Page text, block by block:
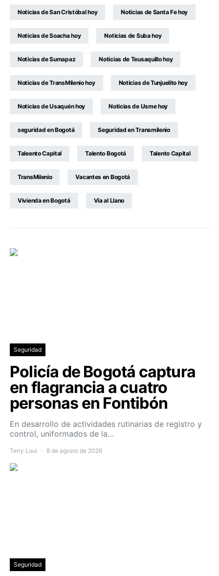
Noticias de San Cristóbal hoy Noticias de Santa Fe hoy
Noticias de Soacha hoy Noticias de Suba hoy
Noticias de Sumapaz Noticias de Teusaquillo hoy
Noticias de TransMilenio hoy Noticias de Tunjuelito hoy
Noticias de Usaquén hoy Noticias de Usme hoy
seguridad en Bogotá Seguridad en Transmilenio
Taleento Capital Talento Bogotá Talento Capital
TransMilenio Vacantes en Bogotá
Vivienda en Bogotá Vía al Llano
Seguridad
Policía de Bogotá captura
en flagrancia a cuatro
personas en Fontibón
En desarrollo de actividades rutinarias de registro y
control, uniformados de la…
Terry Loui 8 de agosto de 2026
Seguridad